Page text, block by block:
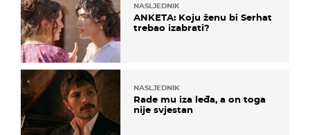
NASLJEDNIK
ANKETA: Koju ženu bi Serhat
trebao izabrati?
NASLJEDNIK
Rade mu iza leđa, a on toga
nije svjestan